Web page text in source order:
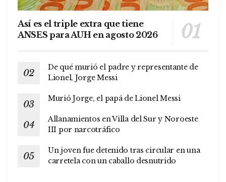
Así es el triple extra que tiene
ANSES para AUH en agosto 2026
De qué murió el padre y representante de
Lionel, Jorge Messi
Murió Jorge, el papá de Lionel Messi
Allanamientos en Villa del Sur y Noroeste
III por narcotráfico
Un joven fue detenido tras circular en una
carretela con un caballo desnutrido